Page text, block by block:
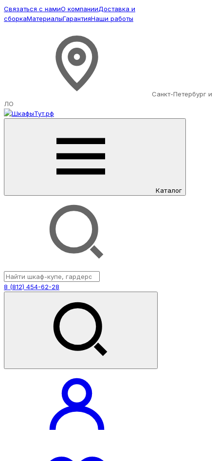
Связаться с намиО компанииДоставка и
сборкаМатериалыГарантияНаши работы
Санкт-Петербург и
ЛО
Каталог
8 (812) 454-62-28